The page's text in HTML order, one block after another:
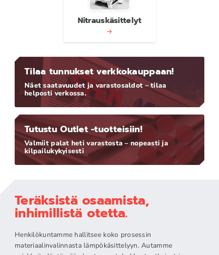
Nitrauskäsittelyt
Tilaa tunnukset verkkokauppaan!
Näet saatavuudet ja varastosaldot – tilaa
helposti verkossa.
Tutustu Outlet -tuotteisiin!
Valmiit palat heti varastosta – nopeasti ja
kilpailukykyisesti
Teräksistä osaamista,
inhimillistä otetta.
Henkilökuntamme hallitsee koko prosessin
materiaalinvalinnasta lämpökäsittelyyn. Autamme